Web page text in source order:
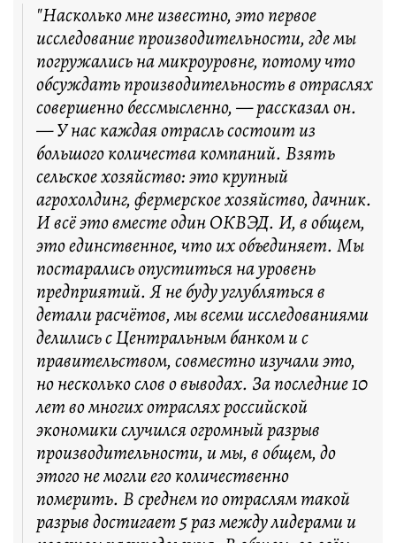
"Насколько мне известно, это первое
исследование производительности, где мы
погружались на микроуровне, потому что
обсуждать производительность в отраслях
совершенно бессмысленно, — рассказал он.
— У нас каждая отрасль состоит из
большого количества компаний. Взять
сельское хозяйство: это крупный
агрохолдинг, фермерское хозяйство, дачник.
И всё это вместе один ОКВЭД. И, в общем,
это единственное, что их объединяет. Мы
постарались опуститься на уровень
предприятий. Я не буду углубляться в
детали расчётов, мы всеми исследованиями
делились с Центральным банком и с
правительством, совместно изучали это,
но несколько слов о выводах. За последние 10
лет во многих отраслях российской
экономики случился огромный разрыв
производительности, и мы, в общем, до
этого не могли его количественно
померить. В среднем по отраслям такой
разрыв достигает 5 раз между лидерами и